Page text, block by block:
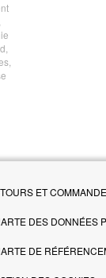
,
ET
DES DONNÉES
DE